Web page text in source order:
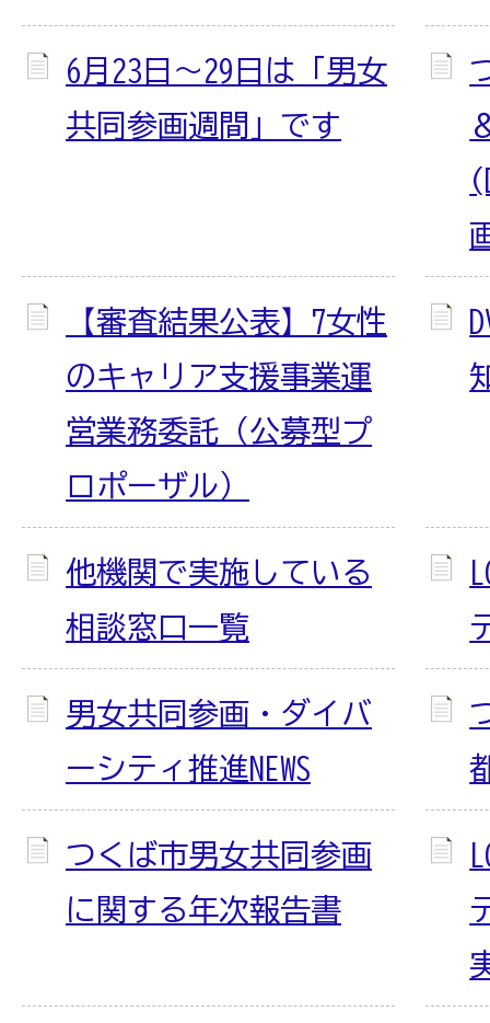
6月23日～29日は「男女
共同参画週間」です
【審査結果公表】7女性
のキャリア支援事業運
営業務委託（公募型プ
ロポーザル）
他機関で実施している
相談窓口一覧
男女共同参画・ダイバ
ーシティ推進NEWS
つくば市男女共同参画
に関する年次報告書